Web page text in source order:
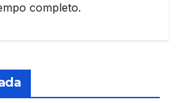
completo.